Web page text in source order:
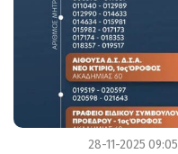
28-11-2025 09:05